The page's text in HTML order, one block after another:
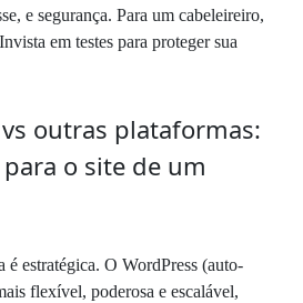
e segurança. Para um cabeleireiro,
em testes para proteger sua
outras plataformas:
o site de um
é estratégica. O WordPress (auto-
flexível, poderosa e escalável,